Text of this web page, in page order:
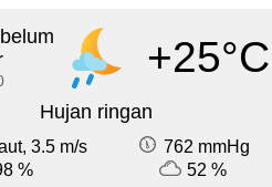
+25°C
Hujan ringan
3.5 m/s
762 mmHg
%
52 %